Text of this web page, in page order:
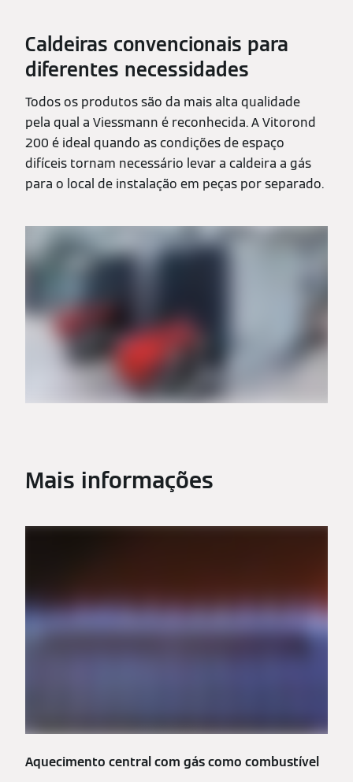
Caldeiras convencionais para
diferentes necessidades
Todos os produtos são da mais alta qualidade
pela qual a Viessmann é reconhecida. A Vitorond
200 é ideal quando as condições de espaço
difíceis tornam necessário levar a caldeira a gás
para o local de instalação em peças por separado.
Mais informações
Aquecimento central com gás como combustível